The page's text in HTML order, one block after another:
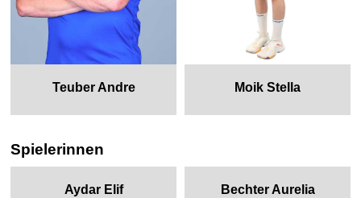
Teuber Andre Moik Stella
Spielerinnen
Aydar Elif Bechter Aurelia